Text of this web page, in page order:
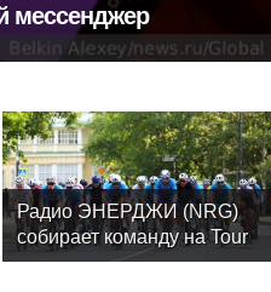
мессенджер
Радио ЭНЕРДЖИ (NRG)
собирает команду на Tour
de Russie в Петербурге